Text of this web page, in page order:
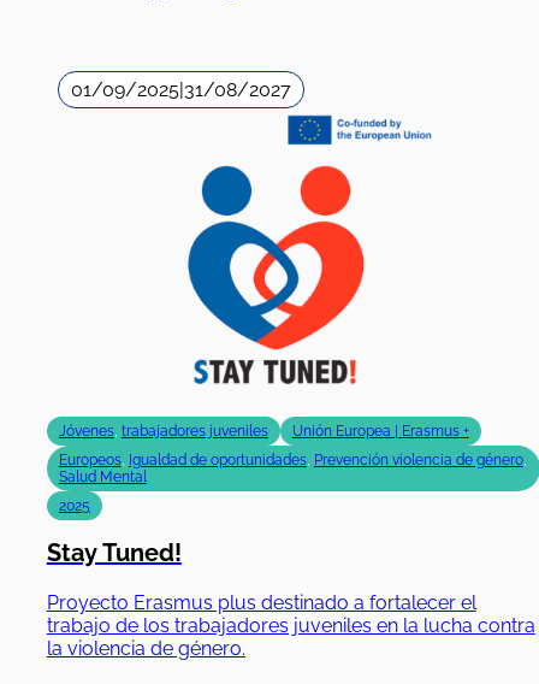
01/09/2025|31/08/2027
Jóvenes, trabajadores juveniles
Unión Europea | Erasmus +
Europeos, Igualdad de oportunidades, Prevención violencia de género,
Salud Mental
2025
Stay Tuned!
Proyecto Erasmus plus destinado a fortalecer el
trabajo de los trabajadores juveniles en la lucha contra
la violencia de género.